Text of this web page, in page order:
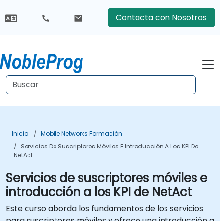
Contacta con Nosotros
Inicio
Mobile Networks Formación
Servicios De Suscriptores Móviles E Introducción A Los KPI De
NetAct
Servicios de suscriptores móviles e
introducción a los KPI de NetAct
Este curso aborda los fundamentos de los servicios